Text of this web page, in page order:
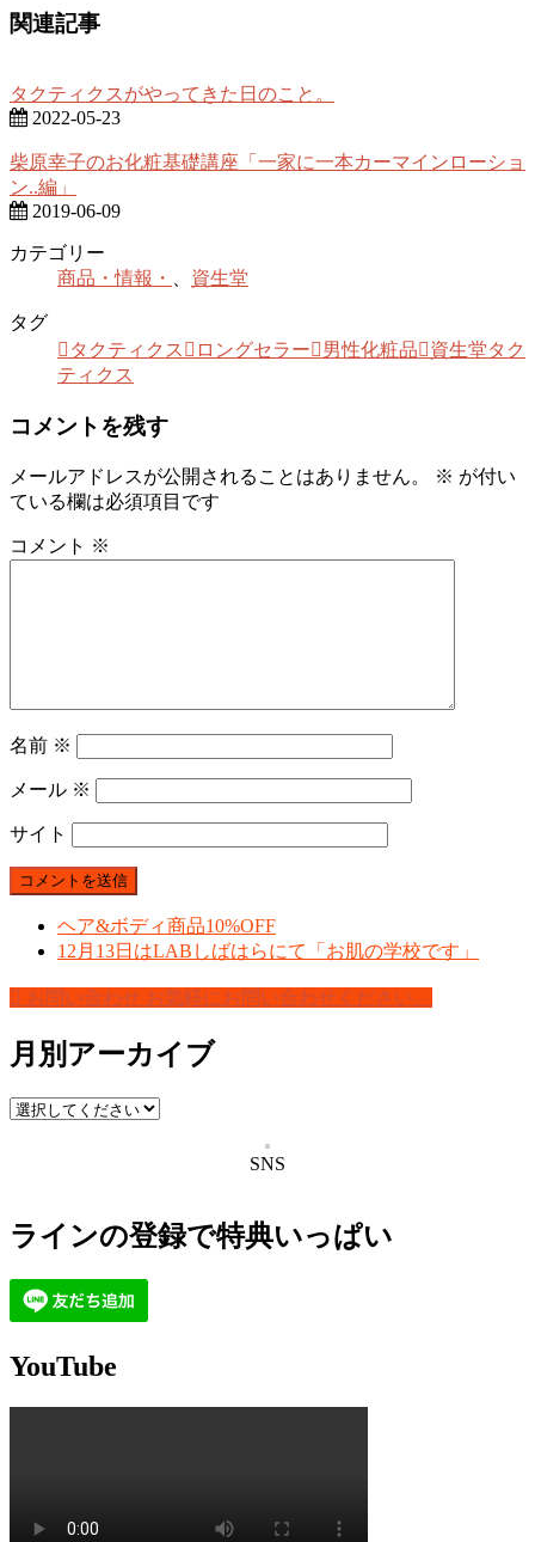
関連記事
タクティクスがやってきた日のこと。
2022-05-23
柴原幸子のお化粧基礎講座「一家に一本カーマインローショ
ン..編」
2019-06-09
カテゴリー
商品・情報・
資生堂
タグ
タクティクス
ロングセラー 男性化粧品
資生堂タク
ティクス
コメントを残す
メールアドレスが公開されることはありません。 ※ が付い
ている欄は必須項目です
コメント ※
名前 ※
メール ※
サイト
ヘア&ボディ商品10%OFF
12月13日はLABしばはらにて「お肌の学校です」
お問い合わせ お気軽にお問い合わせください。
月別アーカイブ
SNS
ラインの登録で特典いっぱい
YouTube